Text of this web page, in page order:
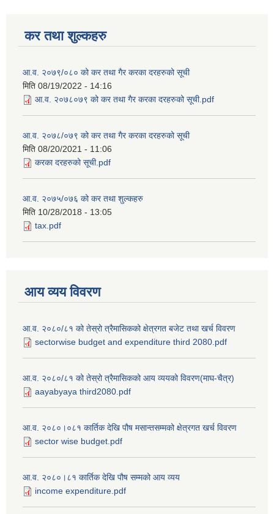
कर तथा शुल्कहरु
आ.व. २०७९/०८० को कर तथा गैर करका दरहरुको सूची
मिति 08/19/2022 - 14:16
आ.व. २०७८०७९ को कर तथा गैर करका दरहरुको सूची.pdf
आ.व. २०७८/०७९ को कर तथा गैर करका दरहरुको सूची
मिति 08/20/2021 - 11:06
करका दरहरुको सूची.pdf
आ.व. २०७५/०७६ को कर तथा शुल्कहरु
मिति 10/28/2018 - 13:05
tax.pdf
आय व्यय विवरण
आ.व. २०८०/८१ को तेस्रो त्रैमासिकको क्षेत्रगत बजेट तथा खर्च विवरण
sectorwise budget and expenditure third 2080.pdf
आ.व. २०८०/८१ को तेस्रो त्रैमासिकको आय व्ययको विवरण(माघ-चैत्र)
aayabyaya third2080.pdf
आ.व. २०८०।०८१ कार्तिक देखि पौष मसान्तसम्मको क्षेत्रगत खर्च विवरण
sector wise budget.pdf
आ.व. २०८०।८१ कार्तिक देखि पौष सम्मको आय व्यय
income expenditure.pdf